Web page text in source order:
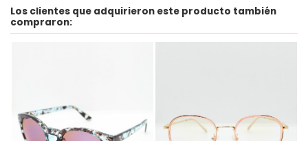
Los clientes que adquirieron este producto también
compraron: